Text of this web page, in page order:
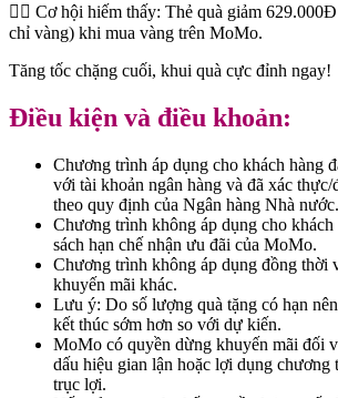
❤️‍🔥 Cơ hội hiếm thấy: Thẻ quà giảm
chỉ vàng) khi mua vàng trên MoMo.
Tăng tốc chặng cuối, khui quà cực đỉnh ngay!
Điều kiện và điều khoản:
Chương trình áp dụng cho khách hàng
với tài khoản ngân hàng và đã xác
theo quy định của Ngân hàng Nhà nước.
Chương trình không áp dụng cho khách
sách hạn chế nhận ưu đãi của MoMo.
Chương trình không áp dụng đồng thời
khuyến mãi khác.
Lưu ý: Do số lượng quà tặng có hạn
kết thúc sớm hơn so với dự kiến.
MoMo có quyền dừng khuyến mãi đối
dấu hiệu gian lận hoặc lợi dụng chương
trục lợi.